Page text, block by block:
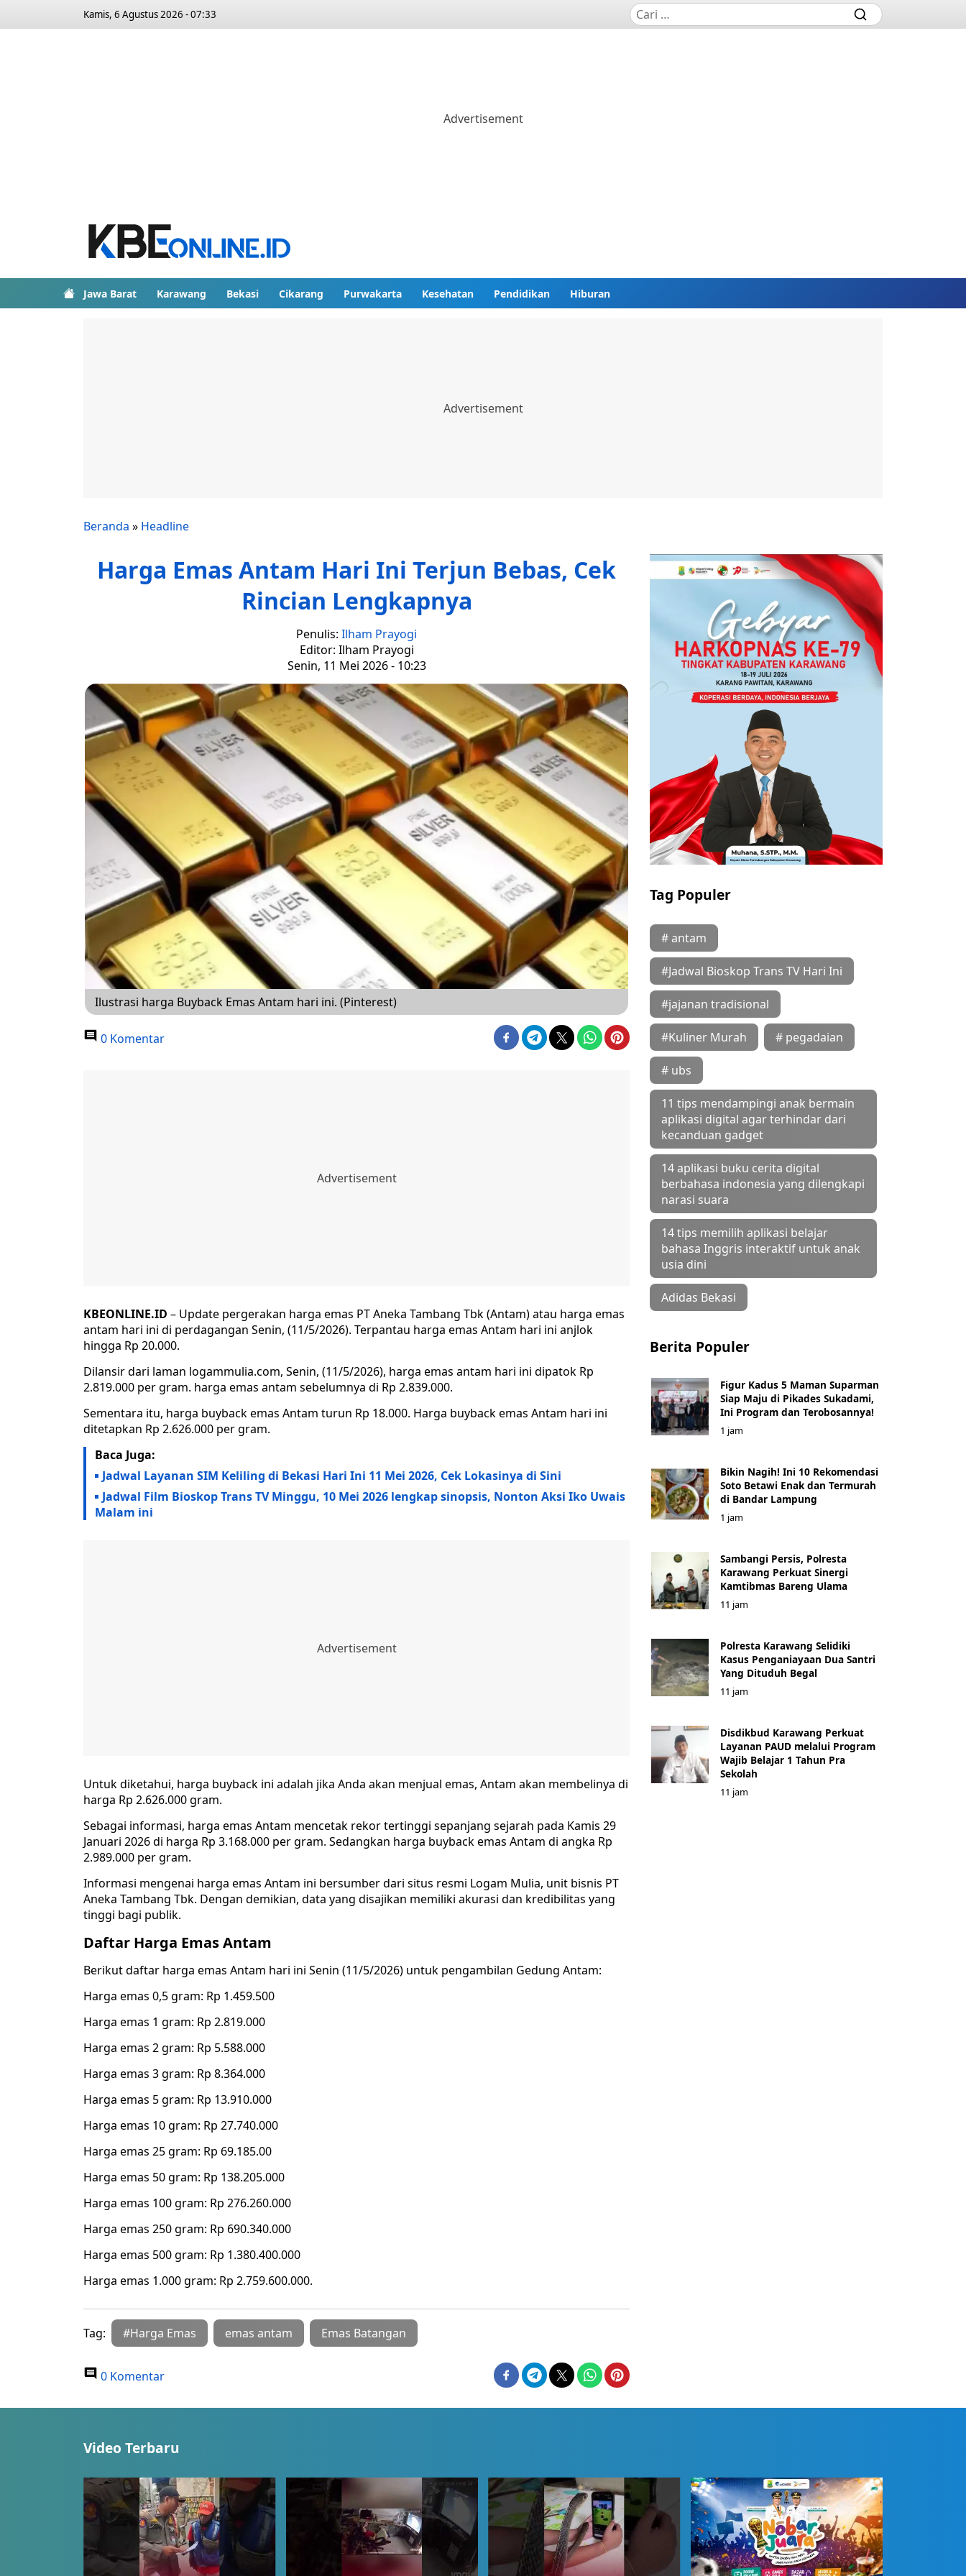
Kamis, 6 Agustus 2026 - 07:33
Jawa Barat Karawang Bekasi Cikarang Purwakarta Kesehatan Pendidikan Hiburan
Beranda » Headline
Harga Emas Antam Hari Ini Terjun Bebas, Cek
Rincian Lengkapnya
Penulis: Ilham Prayogi
Editor: Ilham Prayogi
Senin, 11 Mei 2026 - 10:23
Ilustrasi harga Buyback Emas Antam hari ini. (Pinterest)
0 Komentar
KBEONLINE.ID – Update pergerakan harga emas PT Aneka Tambang Tbk (Antam) atau harga emas
antam hari ini di perdagangan Senin, (11/5/2026). Terpantau harga emas Antam hari ini anjlok
hingga Rp 20.000.
Dilansir dari laman logammulia.com, Senin, (11/5/2026), harga emas antam hari ini dipatok Rp
2.819.000 per gram. harga emas antam sebelumnya di Rp 2.839.000.
Sementara itu, harga buyback emas Antam turun Rp 18.000. Harga buyback emas Antam hari ini
ditetapkan Rp 2.626.000 per gram.
Baca Juga:
Jadwal Layanan SIM Keliling di Bekasi Hari Ini 11 Mei 2026, Cek Lokasinya di Sini
Jadwal Film Bioskop Trans TV Minggu, 10 Mei 2026 lengkap sinopsis, Nonton Aksi Iko Uwais
Malam ini
Untuk diketahui, harga buyback ini adalah jika Anda akan menjual emas, Antam akan membelinya di
harga Rp 2.626.000 gram.
Sebagai informasi, harga emas Antam mencetak rekor tertinggi sepanjang sejarah pada Kamis 29
Januari 2026 di harga Rp 3.168.000 per gram. Sedangkan harga buyback emas Antam di angka Rp
2.989.000 per gram.
Informasi mengenai harga emas Antam ini bersumber dari situs resmi Logam Mulia, unit bisnis PT
Aneka Tambang Tbk. Dengan demikian, data yang disajikan memiliki akurasi dan kredibilitas yang
tinggi bagi publik.
Daftar Harga Emas Antam
Berikut daftar harga emas Antam hari ini Senin (11/5/2026) untuk pengambilan Gedung Antam:
Harga emas 0,5 gram: Rp 1.459.500
Harga emas 1 gram: Rp 2.819.000
Harga emas 2 gram: Rp 5.588.000
Harga emas 3 gram: Rp 8.364.000
Harga emas 5 gram: Rp 13.910.000
Harga emas 10 gram: Rp 27.740.000
Harga emas 25 gram: Rp 69.185.00
Harga emas 50 gram: Rp 138.205.000
Harga emas 100 gram: Rp 276.260.000
Harga emas 250 gram: Rp 690.340.000
Harga emas 500 gram: Rp 1.380.400.000
Harga emas 1.000 gram: Rp 2.759.600.000.
Tag: #Harga Emas emas antam Emas Batangan
0 Komentar
Tag Populer
# antam
#Jadwal Bioskop Trans TV Hari Ini
#jajanan tradisional
#Kuliner Murah # pegadaian
# ubs
11 tips mendampingi anak bermain
aplikasi digital agar terhindar dari
kecanduan gadget
14 aplikasi buku cerita digital
berbahasa indonesia yang dilengkapi
narasi suara
14 tips memilih aplikasi belajar
bahasa Inggris interaktif untuk anak
usia dini
Adidas Bekasi
Berita Populer
Figur Kadus 5 Maman Suparman
Siap Maju di Pikades Sukadami,
Ini Program dan Terobosannya!
1 jam
Bikin Nagih! Ini 10 Rekomendasi
Soto Betawi Enak dan Termurah
di Bandar Lampung
1 jam
Sambangi Persis, Polresta
Karawang Perkuat Sinergi
Kamtibmas Bareng Ulama
11 jam
Polresta Karawang Selidiki
Kasus Penganiayaan Dua Santri
Yang Dituduh Begal
11 jam
Disdikbud Karawang Perkuat
Layanan PAUD melalui Program
Wajib Belajar 1 Tahun Pra
Sekolah
11 jam
Video Terbaru